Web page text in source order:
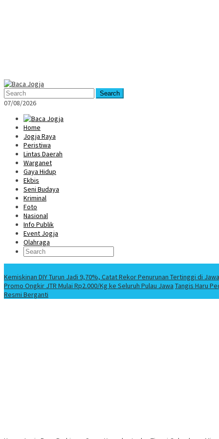
Mobile
Menu
Search
07/08/2026
Home
Jogja Raya
Peristiwa
Lintas Daerah
Warganet
Gaya Hidup
Ekbis
Seni Budaya
Kriminal
Foto
Nasional
Info Publik
Event Jogja
Olahraga
Kemiskinan DIY Turun Jadi 9,70%, Catat Rekor Penurunan Tertinggi di Jawa
Promo Ongkir JTR Mulai Rp2.000/Kg ke Seluruh Pulau Jawa Tangis Haru
Resmi Berganti